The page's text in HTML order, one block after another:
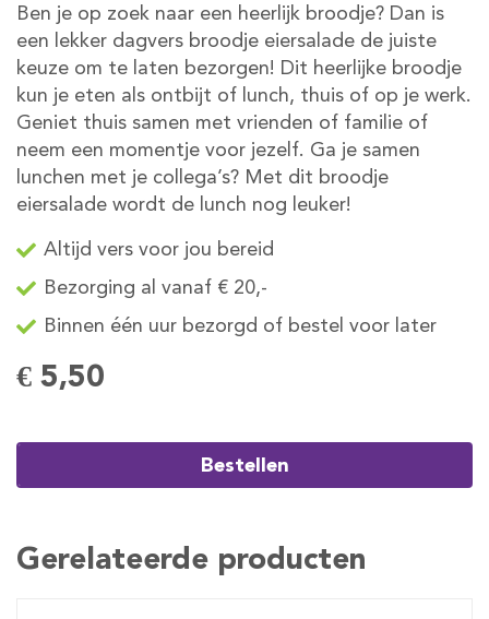
Ben je op zoek naar een heerlijk broodje? Dan is
een lekker dagvers broodje eiersalade de juiste
keuze om te laten bezorgen! Dit heerlijke broodje
kun je eten als ontbijt of lunch, thuis of op je werk.
Geniet thuis samen met vrienden of familie of
neem een momentje voor jezelf. Ga je samen
lunchen met je collega’s? Met dit broodje
eiersalade wordt de lunch nog leuker!
Altijd vers voor jou bereid
Bezorging al vanaf € 20,-
Binnen één uur bezorgd of bestel voor later
€ 5,50
Bestellen
Gerelateerde producten